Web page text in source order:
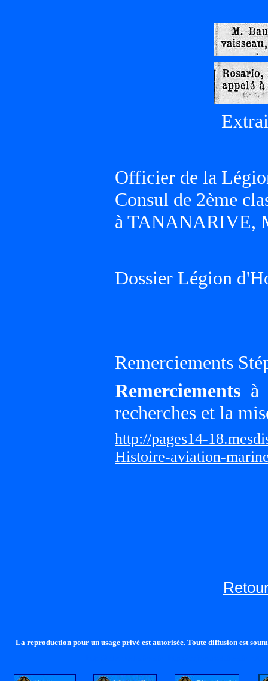
Officier de la
Consul de 2ème
à TANANARIVE,
Dossier Légion
Remerciements
Remerciements à
recherches et la
http://pages14-
Histoire-aviation-
La reproduction pour un usage privé est autorisée. Toute diffusion est